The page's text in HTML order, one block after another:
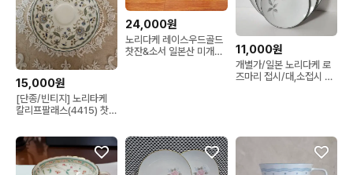
15,000원
[단종/빈티지] 노리타케
칼리프팔래스(4415) 찻잔
24,000원
노리다케 레이스우드골드
찻잔&소서 일본산 미개봉
11,000원
개별가/일본 노리다케 로
즈마리 접시/대,소접시 샐